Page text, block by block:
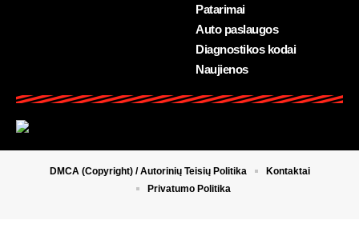
Patarimai
Auto paslaugos
Diagnostikos kodai
Naujienos
DMCA (Copyright) / Autorinių Teisių Politika
Kontaktai
Privatumo Politika